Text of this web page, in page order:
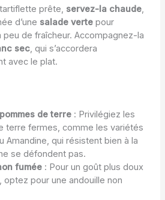
prête, servez-la chaude,
d’une salade vertepour
peu de fraîcheur. Accompagnez-la
sec, qui s’accordera
avec le plat.
de terre: Privilégiez les
terre fermes, comme les variétés
Amandine, qui résistent bien à la
se défondent pas.
fumée: Pour un goût plus doux
optez pour une andouille non